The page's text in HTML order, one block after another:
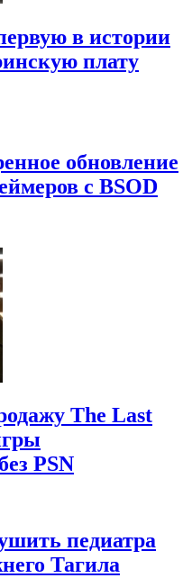
в истории
плату
обновление
с BSOD
The Last
PSN
педиатра
Тагила